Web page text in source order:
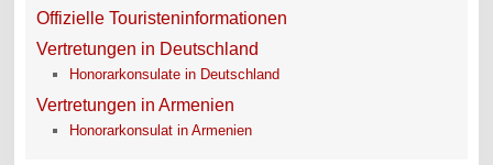
Offizielle Touristeninformationen
Vertretungen in Deutschland
Honorarkonsulate in Deutschland
Vertretungen in Armenien
Honorarkonsulat in Armenien